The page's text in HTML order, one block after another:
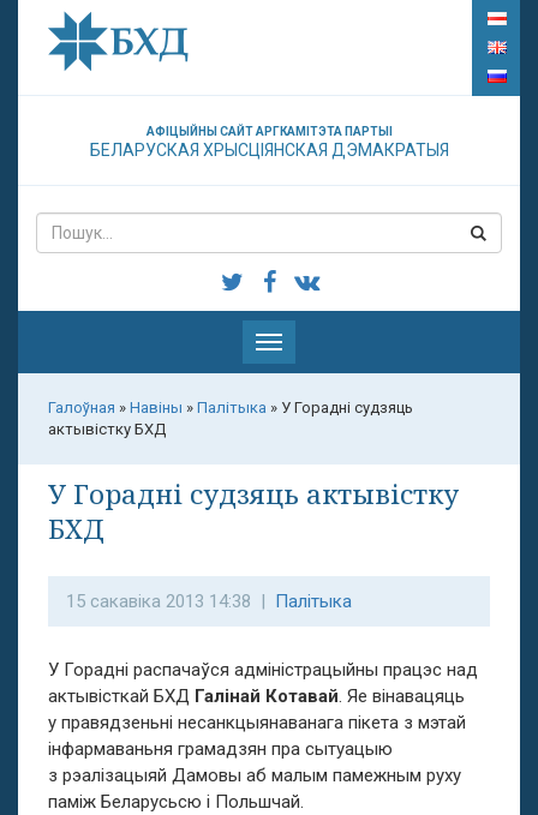
АФІЦЫЙНЫ САЙТ АРГКАМІТЭТА ПАРТЫІ
БЕЛАРУСКАЯ ХРЫСЦІЯНСКАЯ ДЭМАКРАТЫЯ
Паказаць
меню
Галоўная » Навіны » Палітыка » У Горадні судзяць
актывістку БХД
У Горадні судзяць актывістку
БХД
15 сакавіка 2013 14:38 | Палітыка
У Горадні распачаўся адміністрацыйны працэс над
актывісткай БХД Галінай Котавай. Яе вінавацяць
у правядзеньні несанкцыянаванага пікета з мэтай
інфармаваньня грамадзян пра сытуацыю
з рэалізацыяй Дамовы аб малым памежным руху
паміж Беларусьсю і Польшчай.